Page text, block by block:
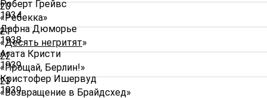
Роберт Грейвс
1934
20
«Ребекка»
Дафна Дюморье
1938
21
«Десять негритят»
Агата Кристи
1939
22
«Прощай, Берлин!»
Кристофер Ишервуд
1939
23
«Возвращение в Брайдсхед»